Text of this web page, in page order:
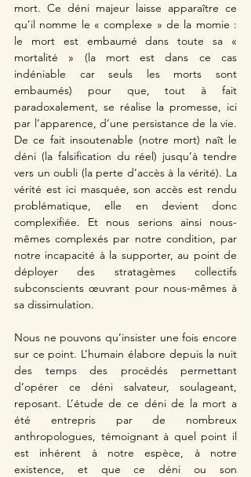
mort. Ce déni majeur laisse apparaître ce
qu’il nomme le « complexe » de la momie :
le mort est embaumé dans toute sa «
mortalité » (la mort est dans ce cas
indéniable car seuls les morts sont
embaumés) pour que, tout à fait
paradoxalement, se réalise la promesse, ici
par l’apparence, d’une persistance de la vie.
De ce fait insoutenable (notre mort) naît le
déni (la falsification du réel) jusqu’à tendre
vers un oubli (la perte d’accès à la vérité). La
vérité est ici masquée, son accès est rendu
problématique, elle en devient donc
complexifiée. Et nous serions ainsi nous-
mêmes complexés par notre condition, par
notre incapacité à la supporter, au point de
déployer des stratagèmes collectifs
subconscients œuvrant pour nous-mêmes à
sa dissimulation.
Nous ne pouvons qu’insister une fois encore
sur ce point. L’humain élabore depuis la nuit
des temps des procédés permettant
d’opérer ce déni salvateur, soulageant,
reposant. L’étude de ce déni de la mort a
été entrepris par de nombreux
anthropologues, témoignant à quel point il
est inhérent à notre espèce, à notre
existence, et que ce déni ou son